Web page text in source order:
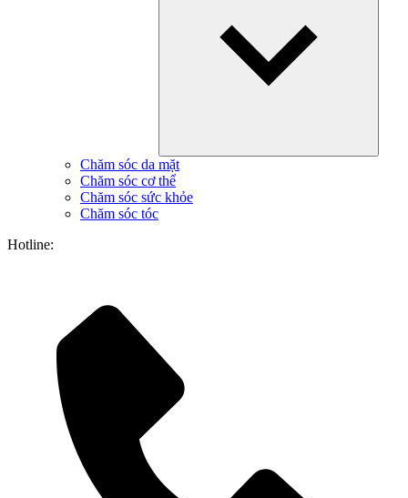
Chăm sóc da mặt
Chăm sóc cơ thể
Chăm sóc sức khỏe
Chăm sóc tóc
Hotline: